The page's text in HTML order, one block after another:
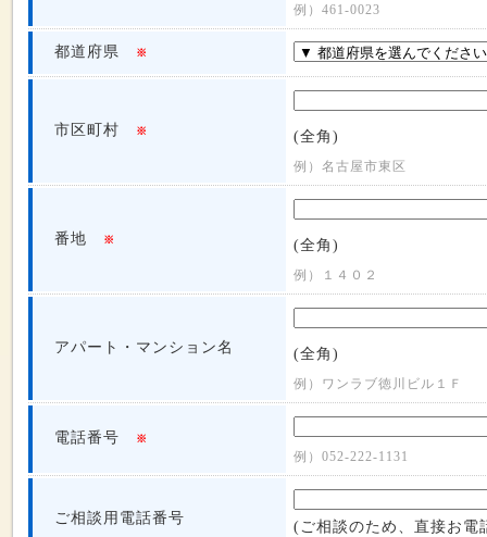
例）461-0023
都道府県 ※
市区町村 ※ (全角)
例）名古屋市東区
番地 ※ (全角)
例）１４０２
アパート・マンション名 (全角)
例）ワンラブ徳川ビル１Ｆ
電話番号 ※
例）052-222-1131
ご相談用電話番号
(ご相談のため、直接お電